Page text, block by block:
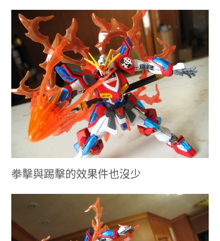
拳擊與踢擊的效果件也沒少